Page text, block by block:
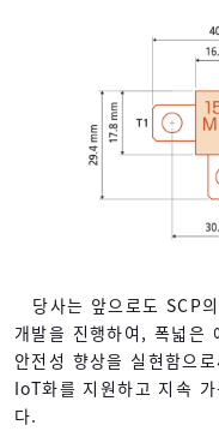
당사는 앞으로도 SCP
개발을 진행하여, 폭넓은
안전성 향상을 실현함으
IoT화를 지원하고 지속
다.